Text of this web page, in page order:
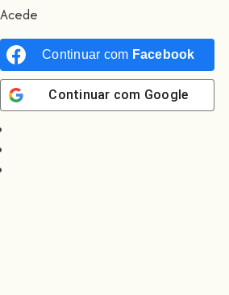
Acede
Continuar com Facebook
Continuar com Google